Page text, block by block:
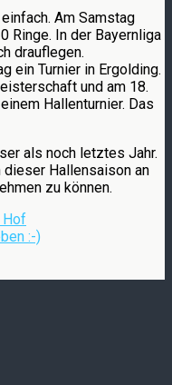
Am Samstag
Ringe. In der Bayernliga
drauflegen.
ein Turnier in Ergolding.
und am 18.
Hallenturnier. Das
als noch letztes Jahr.
Hallensaison an
zu können.
Hof
:-)